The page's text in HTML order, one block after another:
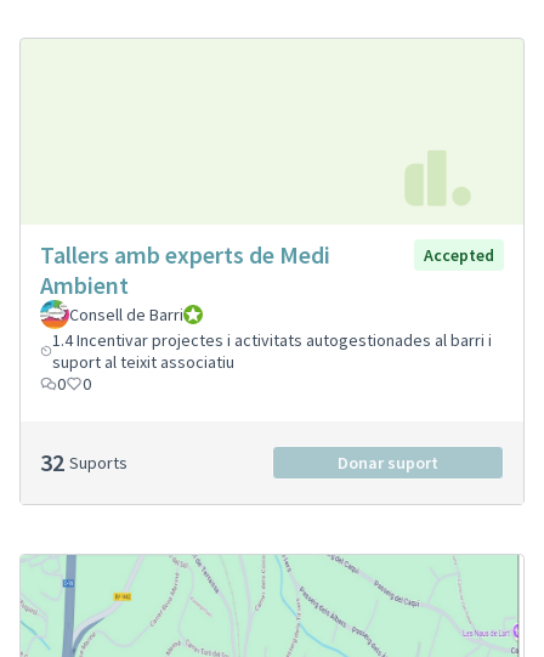
Tallers amb experts de Medi
Ambient
Accepted
Consell de BarriConsell de Barri
1.4 Incentivar projectes i activitats autogestionades al barri i
suport al teixit associatiu
0
0
32 Suports Donar suport